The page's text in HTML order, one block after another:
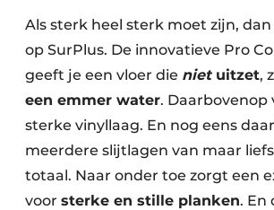
Als sterk heel sterk moet zijn,
op SurPlus. De innovatieve Pro
geeft je een vloer die nietuitzet,
een emmer water. Daarbovenop
sterke vinyllaag. En nog eens
meerdere slijtlagen van maar
totaal. Naar onder toe zorgt een
voor sterke en stille planken. En